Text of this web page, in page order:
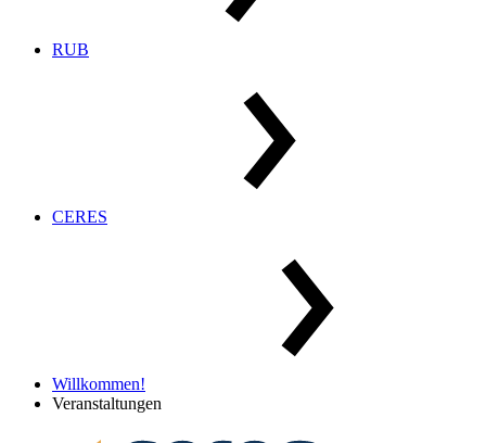
RUB
CERES
Willkommen!
Veranstaltungen